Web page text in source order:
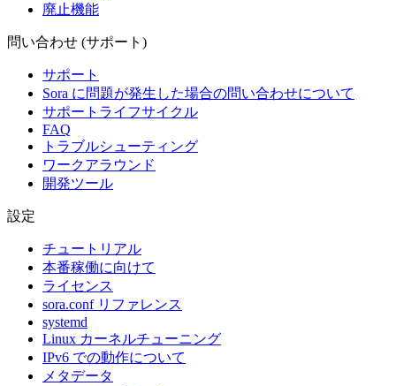
廃止機能
問い合わせ (サポート)
サポート
Sora に問題が発生した場合の問い合わせについて
サポートライフサイクル
FAQ
トラブルシューティング
ワークアラウンド
開発ツール
設定
チュートリアル
本番稼働に向けて
ライセンス
sora.conf リファレンス
systemd
Linux カーネルチューニング
IPv6 での動作について
メタデータ